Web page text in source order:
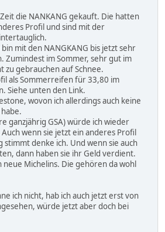
die NANKANG gekauft. Die hatten
Profil und sind mit der
mit den NANGKANG bis jetzt sehr
Zumindest im Sommer, sehr gut im
zu gebrauchen auf Schnee.
als Sommerreifen für 33,80 im
Siehe unten den Link.
wovon ich allerdings auch keine
ganzjährig GSA) würde ich wieder
wenn sie jetzt ein anderes Profil
stimmt denke ich. Und wenn sie auch
dann haben sie ihr Geld verdient.
neue Michelins. Die gehören da wohl
ich nicht, hab ich auch jetzt erst von
würde jetzt aber doch bei